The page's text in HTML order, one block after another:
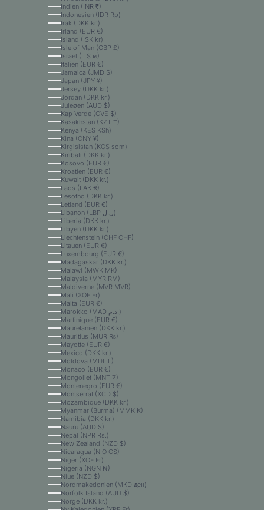
Indien (INR ₹)
Indonesien (IDR Rp)
Irak (DKK kr.)
Irland (EUR €)
Island (ISK kr)
Isle of Man (GBP £)
Israel (ILS ₪)
Italien (EUR €)
Jamaica (JMD $)
Japan (JPY ¥)
Jersey (DKK kr.)
Jordan (DKK kr.)
Juleøen (AUD $)
Kap Verde (CVE $)
Kasakhstan (KZT ₸)
Kenya (KES KSh)
Kina (CNY ¥)
Kirgisistan (KGS som)
Kiribati (DKK kr.)
Kosovo (EUR €)
Kroatien (EUR €)
Kuwait (DKK kr.)
Laos (LAK ₭)
Lesotho (DKK kr.)
Letland (EUR €)
Libanon (LBP ل.ل)
Liberia (DKK kr.)
Libyen (DKK kr.)
Liechtenstein (CHF CHF)
Litauen (EUR €)
Luxembourg (EUR €)
Madagaskar (DKK kr.)
Malawi (MWK MK)
Malaysia (MYR RM)
Maldiverne (MVR MVR)
Mali (XOF Fr)
Malta (EUR €)
Marokko (MAD د.م.)
Martinique (EUR €)
Mauretanien (DKK kr.)
Mauritius (MUR ₨)
Mayotte (EUR €)
Mexico (DKK kr.)
Moldova (MDL L)
Monaco (EUR €)
Mongoliet (MNT ₮)
Montenegro (EUR €)
Montserrat (XCD $)
Mozambique (DKK kr.)
Myanmar (Burma) (MMK K)
Namibia (DKK kr.)
Nauru (AUD $)
Nepal (NPR Rs.)
New Zealand (NZD $)
Nicaragua (NIO C$)
Niger (XOF Fr)
Nigeria (NGN ₦)
Niue (NZD $)
Nordmakedonien (MKD ден)
Norfolk Island (AUD $)
Norge (DKK kr.)